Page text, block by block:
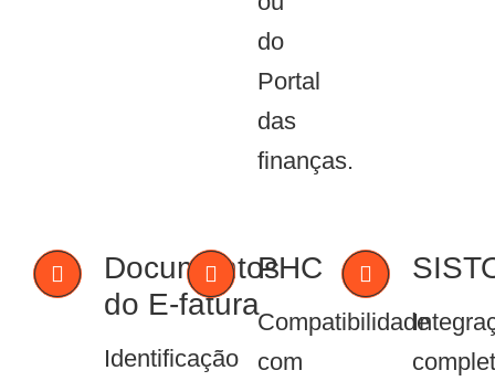
do
Portal
das
finanças.
Documentos
do E-fatura
Identificação
PHC
Compatibilidade
com